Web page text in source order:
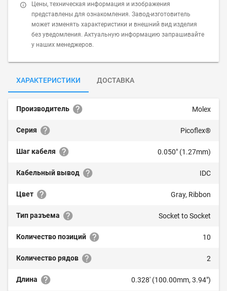
Цены, техническая информация и изображения
представлены для ознакомления. Завод-изготовитель
может изменять характеристики и внешний вид изделия
без уведомления. Актуальную информацию запрашивайте
у наших менеджеров.
ХАРАКТЕРИСТИКИ ДОСТАВКА
Производитель Molex
Серия Picoflex®
Шаг кабеля 0.050" (1.27mm)
Кабельный вывод IDC
Цвет Gray, Ribbon
Тип разъема Socket to Socket
Количество позиций 10
Количество рядов 2
Длина 0.328' (100.00mm, 3.94")